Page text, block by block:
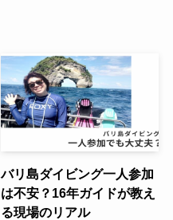
バリ島ダイビング一人参加
は不安？16年ガイドが教え
る現場のリアル